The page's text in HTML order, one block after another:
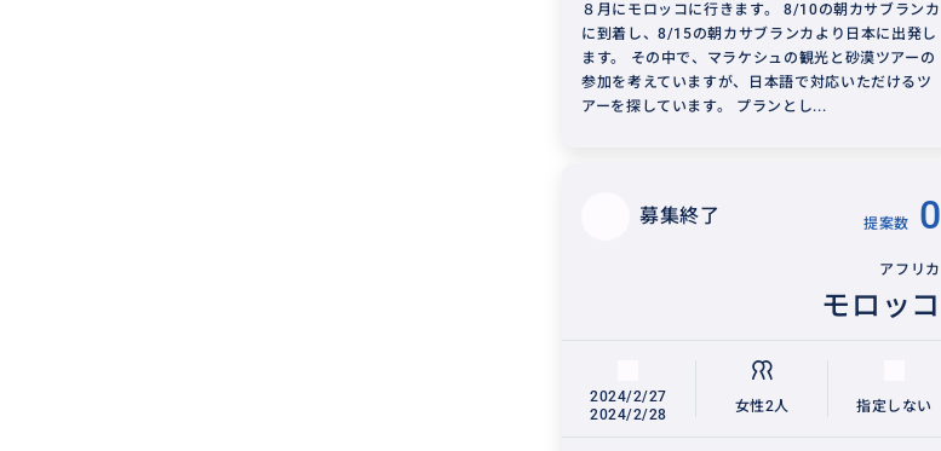
８月にモロッコに行きます。 8/10の朝カサブランカ
に到着し、8/15の朝カサブランカより日本に出発し
ます。 その中で、マラケシュの観光と砂漠ツアーの
参加を考えていますが、日本語で対応いただけるツ
アーを探しています。 プランとし...
募集終了 提案数 0
アフリカ
モロッコ
2024/2/27
2024/2/28
女性2人 指定しない